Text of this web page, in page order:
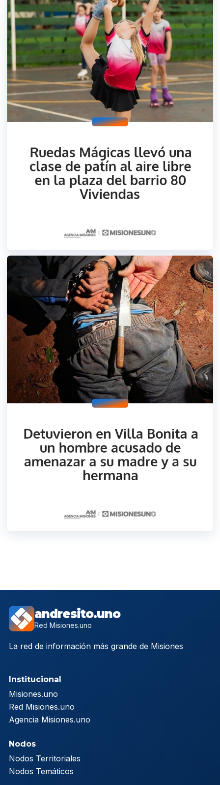
andresito.uno
Red Misiones.uno
La red de información más grande de Misiones
Institucional
Misiones.uno
Red Misiones.uno
Agencia Misiones.uno
Nodos
Nodos Territoriales
Nodos Temáticos